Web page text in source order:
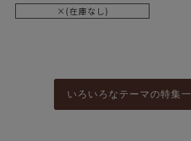
×(在庫なし)
いろいろなテーマの特集